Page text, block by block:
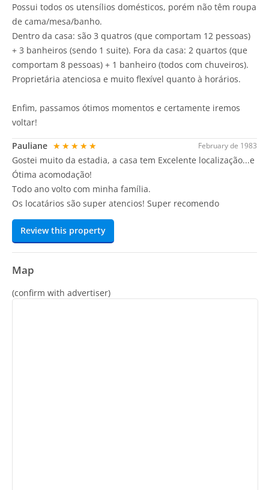
Possui todos os utensílios domésticos, porém não têm roupa
de cama/mesa/banho.
Dentro da casa: são 3 quatros (que comportam 12 pessoas)
+ 3 banheiros (sendo 1 suite). Fora da casa: 2 quartos (que
comportam 8 pessoas) + 1 banheiro (todos com chuveiros).
Proprietária atenciosa e muito flexível quanto à horários.
Enfim, passamos ótimos momentos e certamente iremos
voltar!
February de 1983
Pauliane ★★★★★
Gostei muito da estadia, a casa tem Excelente localização...e
Ótima acomodação!
Todo ano volto com minha família.
Os locatários são super atencios! Super recomendo
Review this property
Map
(confirm with advertiser)